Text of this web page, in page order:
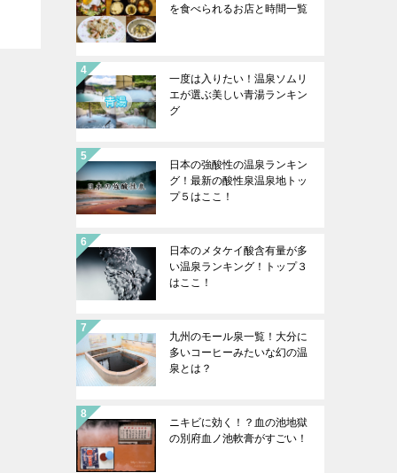
を食べられるお店と時間一覧
一度は入りたい！温泉ソムリ
エが選ぶ美しい青湯ランキン
グ
日本の強酸性の温泉ランキン
グ！最新の酸性泉温泉地トッ
プ５はここ！
日本のメタケイ酸含有量が多
い温泉ランキング！トップ３
はここ！
九州のモール泉一覧！大分に
多いコーヒーみたいな幻の温
泉とは？
ニキビに効く！？血の池地獄
の別府血ノ池軟膏がすごい！